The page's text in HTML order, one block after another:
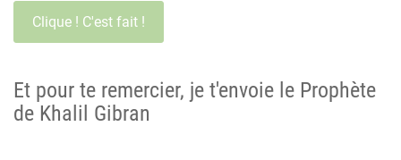
Et pour te remercier, je t'envoie le Prophète
de Khalil Gibran